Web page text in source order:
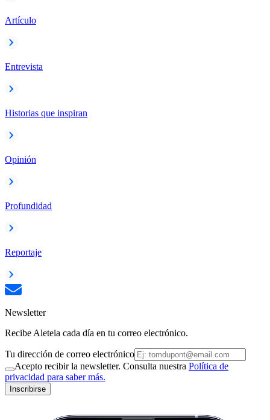
Artículo
Entrevista
Historias que inspiran
Opinión
Profundidad
Reportaje
Newsletter
Recibe Aleteia cada día en tu correo electrónico.
Tu dirección de correo electrónico
Acepto recibir la newsletter. Consulta nuestra Política de
privacidad para saber más.
Inscribirse